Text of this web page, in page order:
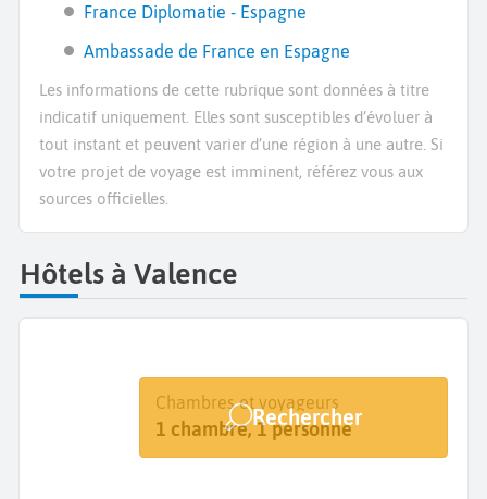
France Diplomatie - Espagne
Ambassade de France en Espagne
Les informations de cette rubrique sont données à titre
indicatif uniquement. Elles sont susceptibles d’évoluer à
tout instant et peuvent varier d’une région à une autre. Si
votre projet de voyage est imminent, référez vous aux
sources officielles.
Hôtels à Valence
Destination
Valence
Dates
Dates de votre séjour
Chambres et voyageurs
1 chambre, 1 personne
Rechercher